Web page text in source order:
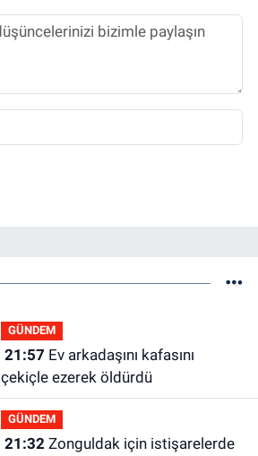
GÜNDEM
21:57
çekiçle ezerek öldürdü
GÜNDEM
21:32Zonguldak için istişarelerde